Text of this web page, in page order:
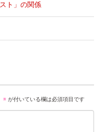
ト」の関係
※ が付いている欄は必須項目です